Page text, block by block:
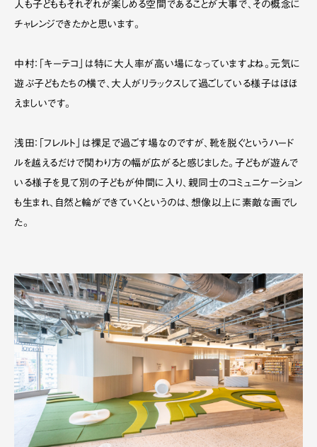
人も子どももそれぞれが楽しめる空間であることが大事で、その概念に
チャレンジできたかと思います。
中村：「キーテコ」は特に大人率が高い場になっていますよね。元気に
遊ぶ子どもたちの横で、大人がリラックスして過ごしている様子はほほ
えましいです。
浅田：「フレルト」は裸足で過ごす場なのですが、靴を脱ぐというハード
ルを越えるだけで関わり方の幅が広がると感じました。子どもが遊んで
いる様子を見て別の子どもが仲間に入り、親同士のコミュニケーション
も生まれ、自然と輪ができていくというのは、想像以上に素敵な画でし
た。